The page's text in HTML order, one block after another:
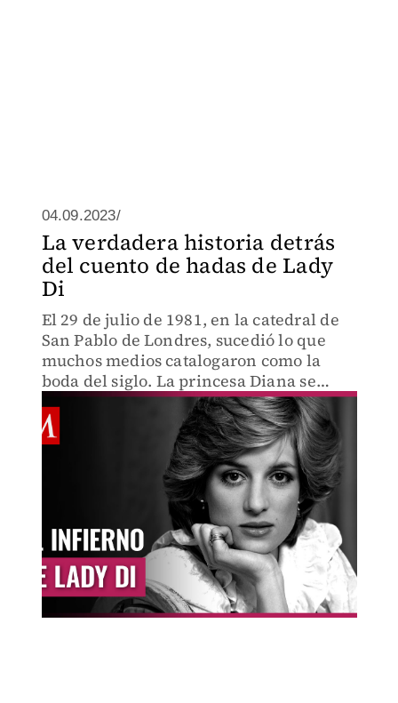
04.09.2023/
La verdadera historia detrás
del cuento de hadas de Lady
Di
El 29 de julio de 1981, en la catedral de
San Pablo de Londres, sucedió lo que
muchos medios catalogaron como la
boda del siglo. La princesa Diana se
casaba con el hoy Rey Carlos Tercero,
ignorando que el cuento de hadas sería
una pesadilla.